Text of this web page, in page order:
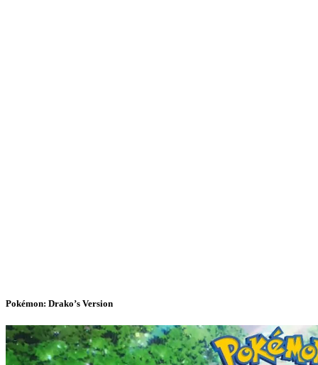
Pokémon: Drako’s Version